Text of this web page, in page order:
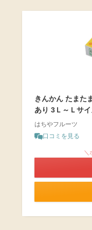
きんかん たまた
あり 3Ｌ～Ｌサ
はちやフルーツ
口コミを見る
＼